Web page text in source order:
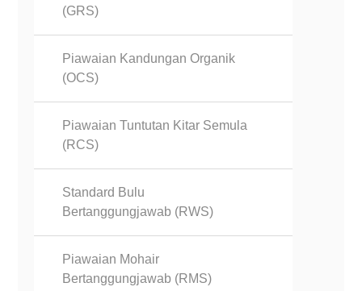
(GRS)
Piawaian Kandungan Organik
(OCS)
Piawaian Tuntutan Kitar Semula
(RCS)
Standard Bulu
Bertanggungjawab (RWS)
Piawaian Mohair
Bertanggungjawab (RMS)